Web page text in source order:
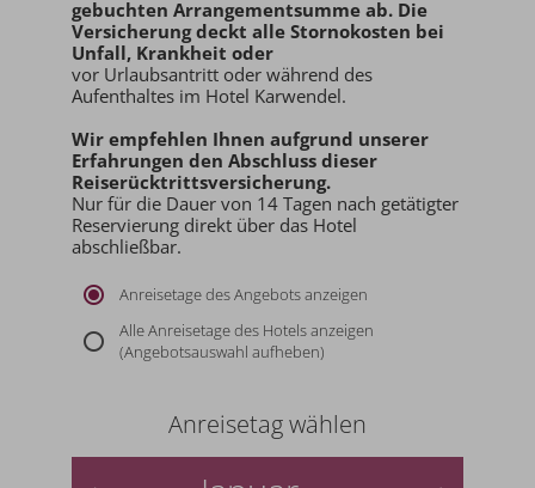
gebuchten Arrangementsumme ab. Die
Versicherung deckt alle Stornokosten bei
Unfall, Krankheit oder
vor Urlaubsantritt oder während des
Aufenthaltes im Hotel Karwendel.
Wir empfehlen Ihnen aufgrund unserer
Erfahrungen den Abschluss dieser
Reiserücktrittsversicherung.
Nur für die Dauer von 14 Tagen nach getätigter
Reservierung direkt über das Hotel
abschließbar.
Anreisetage des Angebots anzeigen
Alle Anreisetage des Hotels anzeigen
(Angebotsauswahl aufheben)
Anreisetag wählen